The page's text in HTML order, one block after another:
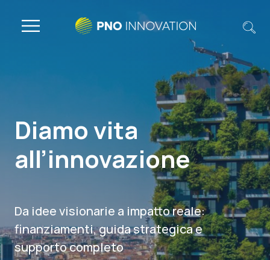
Diamo vita
all’innovazione
Da idee visionarie a impatto reale:
finanziamenti, guida strategica e
supporto completo